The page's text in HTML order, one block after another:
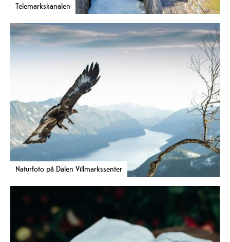
Telemarkskanalen
Naturfoto på Dalen Villmarkssenter